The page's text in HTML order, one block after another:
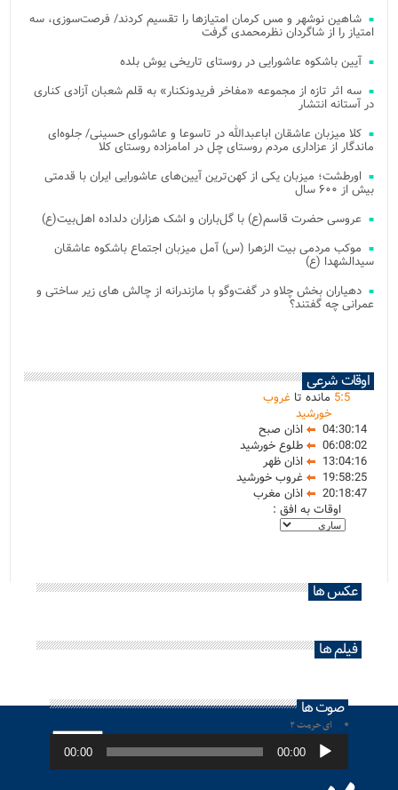
شاهین نوشهر و مس کرمان امتیازها را تقسیم کردند/ فرصت‌سوزی، سه
امتیاز را از شاگردان نظرمحمدی گرفت
آیین باشکوه عاشورایی در روستای تاریخی یوش بلده
سه اثر تازه از مجموعه «مفاخر فریدونکنار» به قلم شعبان آزادی کناری
در آستانه انتشار
کلا میزبان عاشقان اباعبدالله در تاسوعا و عاشورای حسینی/ جلوه‌ای
ماندگار از عزاداری مردم روستای چل در امامزاده روستای کلا
اورطشت؛ میزبان یکی از کهن‌ترین آیین‌های عاشورایی ایران با قدمتی
بیش از ۶۰۰ سال
عروسی حضرت قاسم(ع) با گل‌باران و اشک هزاران دلداده اهل‌بیت(ع)
موکب مردمی بیت‌ الزهرا (س) آمل میزبان اجتماع باشکوه عاشقان
سیدالشهدا (ع)
دهیاران بخش چلاو در گفت‌وگو با مازندرانه از چالش های زیر ساختی و
عمرانی چه گفتند؟
اوقات شرعی
5:5 مانده تا غروب
خورشید
04:30:14
اذان صبح
06:08:02
طلوع خورشید
13:04:16
اذان ظهر
19:58:25
غروب خورشید
20:18:47
اذان مغرب
اوقات به افق :
عکس ها
فیلم ها
صوت ها
ای حرمت ۲
پخش‌کننده
صوت 00:00
00:00